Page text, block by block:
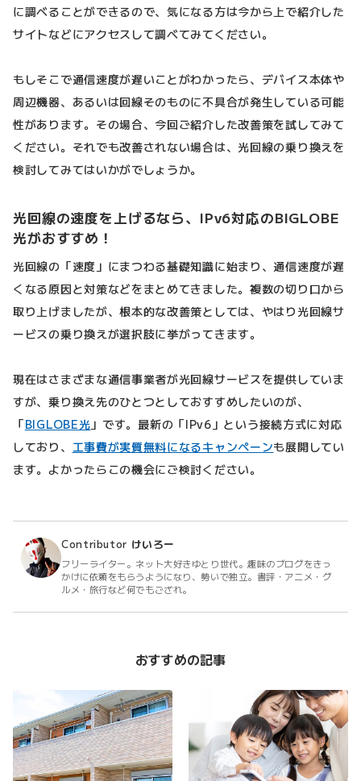
に調べることができるので、気になる方は今から上で紹介した
サイトなどにアクセスして調べてみてください。
もしそこで通信速度が遅いことがわかったら、デバイス本体や
周辺機器、あるいは回線そのものに不具合が発生している可能
性があります。その場合、今回ご紹介した改善策を試してみて
ください。それでも改善されない場合は、光回線の乗り換えを
検討してみてはいかがでしょうか。
光回線の速度を上げるなら、IPv6対応のBIGLOBE
光がおすすめ！
光回線の「速度」にまつわる基礎知識に始まり、通信速度が遅
くなる原因と対策などをまとめてきました。複数の切り口から
取り上げましたが、根本的な改善策としては、やはり光回線サ
ービスの乗り換えが選択肢に挙がってきます。
現在はさまざまな通信事業者が光回線サービスを提供していま
すが、乗り換え先のひとつとしておすすめしたいのが、
「BIGLOBE光 」です。最新の「IPv6」という接続方式に対応
しており、 工事費が実質無料になるキャンペーンも展開してい
ます。よかったらこの機会にご検討ください。
Contributor けいろー
フリーライター。ネット大好きゆとり世代。趣味のブログをきっ
かけに依頼をもらうようになり、勢いで独立。書評・アニメ・グ
ルメ・旅行など何でもござれ。
おすすめの記事